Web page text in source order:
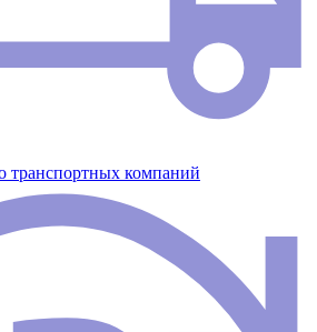
транспортных компаний